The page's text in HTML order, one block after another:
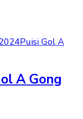
Puisi Gol A
A Gong